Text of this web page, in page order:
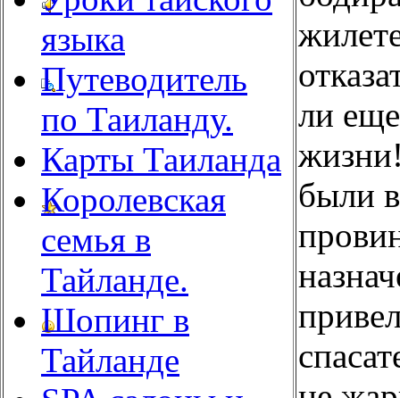
языка
Путеводитель
по Таиланду.
Карты Таиланда
Королевская
семья в
Тайланде.
Шопинг в
Тайланде
ли
были